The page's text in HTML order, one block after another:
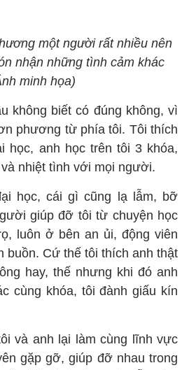
một người rất nhiều nên
nhận những tình cảm khác
minh họa)
không biết có đúng không, vì
phương từ phía tôi. Tôi thích
học, anh học trên tôi 3 khóa,
nhiệt tình với mọi người.
học, cái gì cũng lạ lẫm, bỡ
giúp đỡ tôi từ chuyện học
luôn ở bên an ủi, động viên
buồn. Cứ thế tôi thích anh thật
hay, thế nhưng khi đó anh
cùng khóa, tôi đành giấu kín
và anh lại làm cùng lĩnh vực
gặp gỡ, giúp đỡ nhau trong